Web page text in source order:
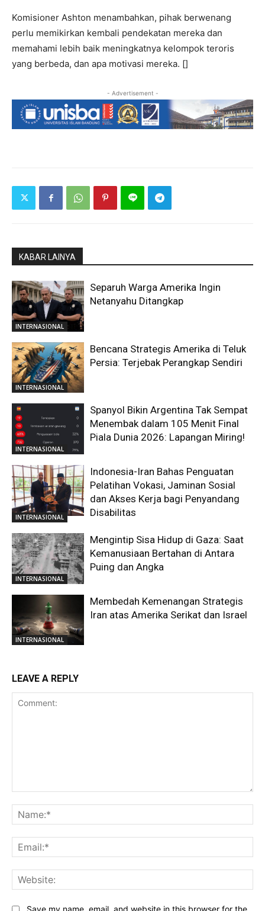
Komisioner Ashton menambahkan, pihak berwenang
perlu memikirkan kembali pendekatan mereka dan
memahami lebih baik meningkatnya kelompok teroris
yang berbeda, dan apa motivasi mereka. []
- Advertisement -
KABAR LAINYA
INTERNASIONAL
Separuh Warga Amerika Ingin
Netanyahu Ditangkap
INTERNASIONAL
Bencana Strategis Amerika di Teluk
Persia: Terjebak Perangkap Sendiri
INTERNASIONAL
Spanyol Bikin Argentina Tak Sempat
Menembak dalam 105 Menit Final
Piala Dunia 2026: Lapangan Miring!
INTERNASIONAL
Indonesia-Iran Bahas Penguatan
Pelatihan Vokasi, Jaminan Sosial
dan Akses Kerja bagi Penyandang
Disabilitas
INTERNASIONAL
Mengintip Sisa Hidup di Gaza: Saat
Kemanusiaan Bertahan di Antara
Puing dan Angka
INTERNASIONAL
Membedah Kemenangan Strategis
Iran atas Amerika Serikat dan Israel
LEAVE A REPLY